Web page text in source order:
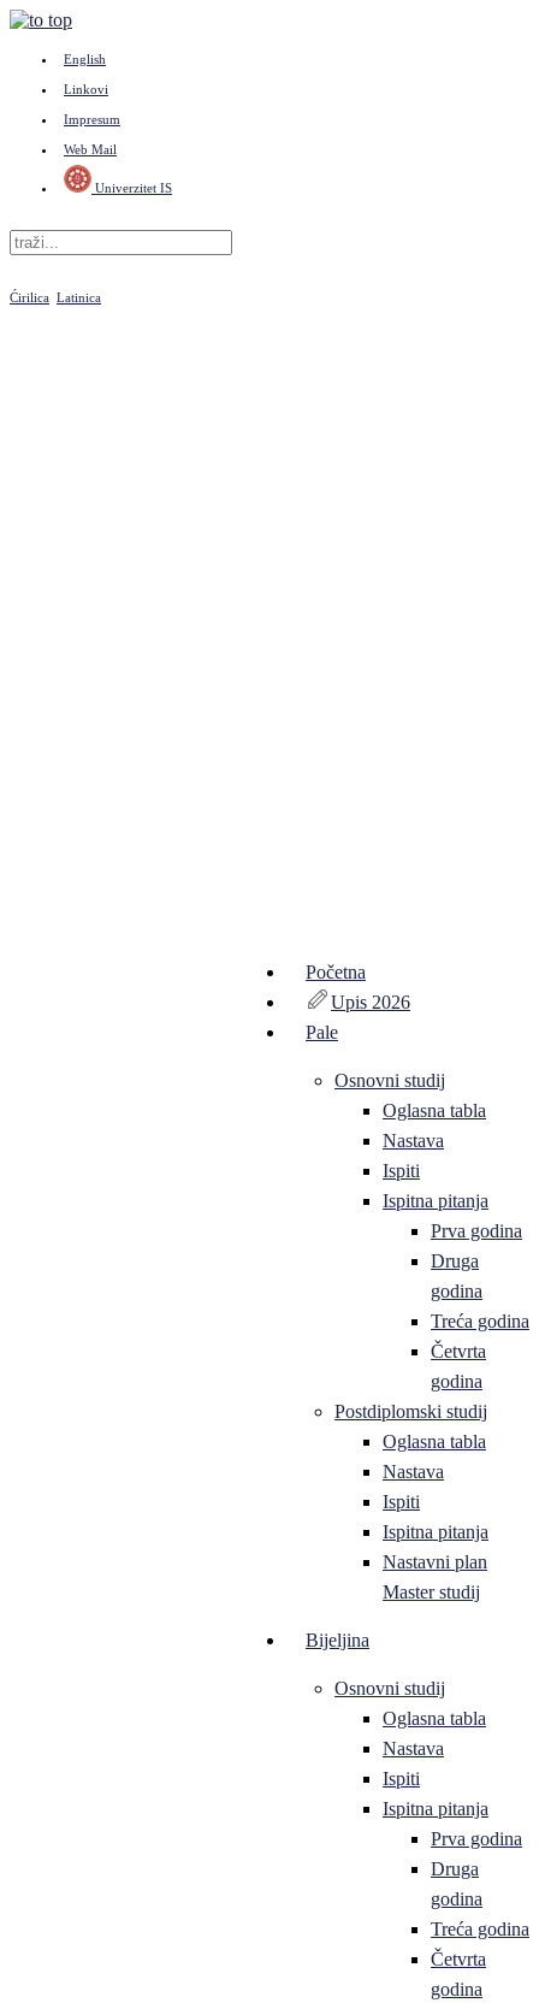
English
Linkovi
Impresum
Web Mail
Univerzitet IS
Ćirilica Latinica
Početna
Upis 2026
Pale
Osnovni studij
Oglasna tabla
Nastava
Ispiti
Ispitna pitanja
Prva godina
Druga
godina
Treća godina
Četvrta
godina
Postdiplomski studij
Oglasna tabla
Nastava
Ispiti
Ispitna pitanja
Nastavni plan
Master studij
Bijeljina
Osnovni studij
Oglasna tabla
Nastava
Ispiti
Ispitna pitanja
Prva godina
Druga
godina
Treća godina
Četvrta
godina